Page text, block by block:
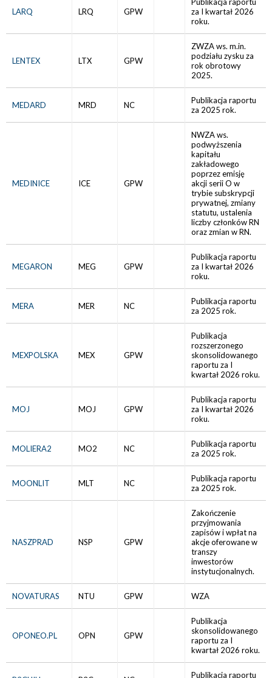
LARQ LRQ GPW
za I kwartał 2026
roku.
LENTEX LTX GPW
ZWZA ws. m.in.
podziału zysku za
rok obrotowy
2025.
MEDARD MRD NC
Publikacja raportu
za 2025 rok.
MEDINICE ICE GPW
NWZA ws.
podwyższenia
kapitału
zakładowego
poprzez emisję
akcji serii O w
trybie subskrypcji
prywatnej, zmiany
statutu, ustalenia
liczby członków RN
oraz zmian w RN.
MEGARON MEG GPW
Publikacja raportu
za I kwartał 2026
roku.
MERA MER NC
Publikacja raportu
za 2025 rok.
MEXPOLSKA MEX GPW
Publikacja
rozszerzonego
skonsolidowanego
raportu za I
kwartał 2026 roku.
MOJ MOJ GPW
Publikacja raportu
za I kwartał 2026
roku.
MOLIERA2 MO2 NC
Publikacja raportu
za 2025 rok.
MOONLIT MLT NC
Publikacja raportu
za 2025 rok.
NASZPRAD NSP GPW
Zakończenie
przyjmowania
zapisów i wpłat na
akcje oferowane w
transzy
inwestorów
instytucjonalnych.
NOVATURAS NTU GPW WZA
OPONEO.PL OPN GPW
Publikacja
skonsolidowanego
raportu za I
kwartał 2026 roku.
Publikacja raportu